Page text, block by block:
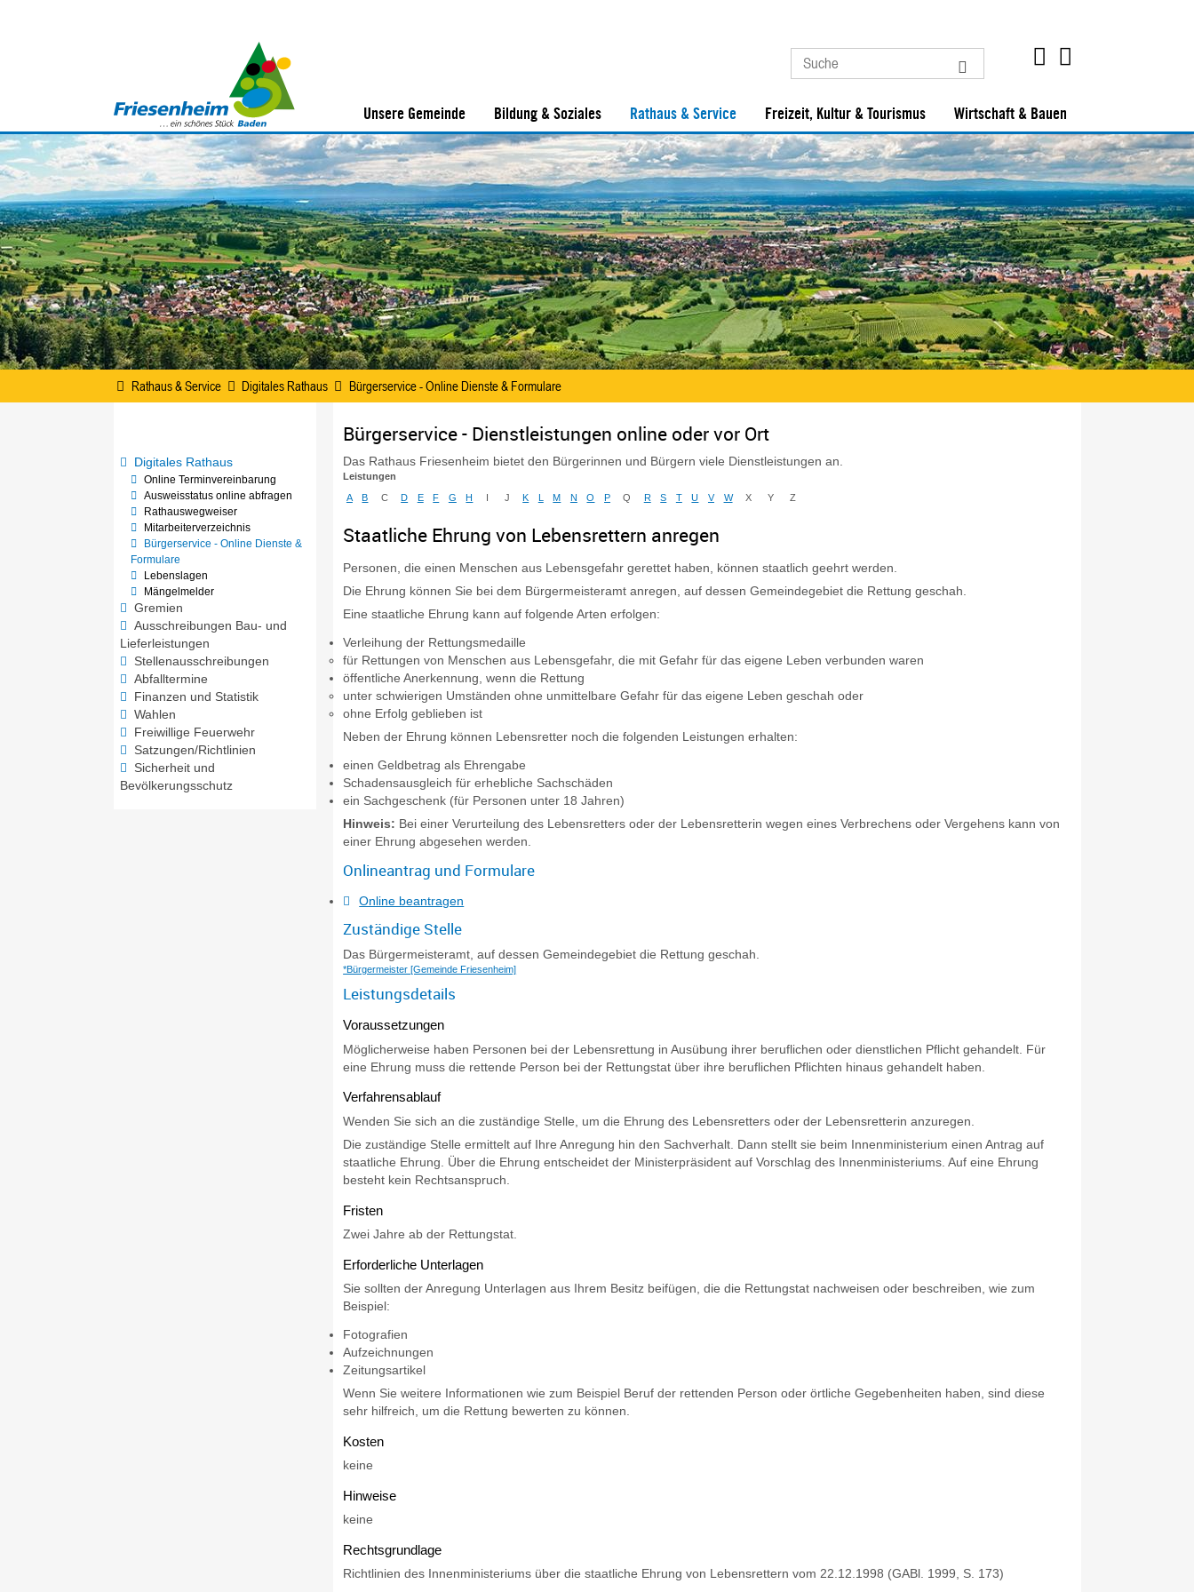
Unsere Gemeinde Bildung & Soziales Rathaus & Service Freizeit, Kultur & Tourismus Wirtschaft & Bauen
Rathaus & Service Digitales Rathaus Bürgerservice - Online Dienste & Formulare
Digitales Rathaus
Online Terminvereinbarung
Ausweisstatus online abfragen
Rathauswegweiser
Mitarbeiterverzeichnis
Bürgerservice - Online Dienste &
Formulare
Lebenslagen
Mängelmelder
Gremien
Ausschreibungen Bau- und
Lieferleistungen
Stellenausschreibungen
Abfalltermine
Finanzen und Statistik
Wahlen
Freiwillige Feuerwehr
Satzungen/Richtlinien
Sicherheit und
Bevölkerungsschutz
Bürgerservice - Dienstleistungen online oder vor Ort
Das Rathaus Friesenheim bietet den Bürgerinnen und Bürgern viele Dienstleistungen an.
Leistungen
A
B C D E F G H I J K L M N O P Q R S T U V W X Y Z
Staatliche Ehrung von Lebensrettern anregen
Personen, die einen Menschen aus Lebensgefahr gerettet haben, können staatlich geehrt werden.
Die Ehrung können Sie bei dem Bürgermeisteramt anregen, auf dessen Gemeindegebiet die Rettung geschah.
Eine staatliche Ehrung kann auf folgende Arten erfolgen:
Verleihung der Rettungsmedaille
für Rettungen von Menschen aus Lebensgefahr, die mit Gefahr für das eigene Leben verbunden waren
öffentliche Anerkennung, wenn die Rettung
unter schwierigen Umständen ohne unmittelbare Gefahr für das eigene Leben geschah oder
ohne Erfolg geblieben ist
Neben der Ehrung können Lebensretter noch die folgenden Leistungen erhalten:
einen Geldbetrag als Ehrengabe
Schadensausgleich für erhebliche Sachschäden
ein Sachgeschenk (für Personen unter 18 Jahren)
Hinweis: Bei einer Verurteilung des Lebensretters oder der Lebensretterin wegen eines Verbrechens oder Vergehens kann von
einer Ehrung abgesehen werden.
Onlineantrag und Formulare
Online beantragen
Zuständige Stelle
Das Bürgermeisteramt, auf dessen Gemeindegebiet die Rettung geschah.
*Bürgermeister [Gemeinde Friesenheim]
Leistungsdetails
Voraussetzungen
Möglicherweise haben Personen bei der Lebensrettung in Ausübung ihrer beruflichen oder dienstlichen Pflicht gehandelt. Für
eine Ehrung muss die rettende Person bei der Rettungstat über ihre beruflichen Pflichten hinaus gehandelt haben.
Verfahrensablauf
Wenden Sie sich an die zuständige Stelle, um die Ehrung des Lebensretters oder der Lebensretterin anzuregen.
Die zuständige Stelle ermittelt auf Ihre Anregung hin den Sachverhalt. Dann stellt sie beim Innenministerium einen Antrag auf
staatliche Ehrung. Über die Ehrung entscheidet der Ministerpräsident auf Vorschlag des Innenministeriums. Auf eine Ehrung
besteht kein Rechtsanspruch.
Fristen
Zwei Jahre ab der Rettungstat.
Erforderliche Unterlagen
Sie sollten der Anregung Unterlagen aus Ihrem Besitz beifügen, die die Rettungstat nachweisen oder beschreiben, wie zum
Beispiel:
Fotografien
Aufzeichnungen
Zeitungsartikel
Wenn Sie weitere Informationen wie zum Beispiel Beruf der rettenden Person oder örtliche Gegebenheiten haben, sind diese
sehr hilfreich, um die Rettung bewerten zu können.
Kosten
keine
Hinweise
keine
Rechtsgrundlage
Richtlinien des Innenministeriums über die staatliche Ehrung von Lebensrettern vom 22.12.1998 (GABl. 1999, S. 173)